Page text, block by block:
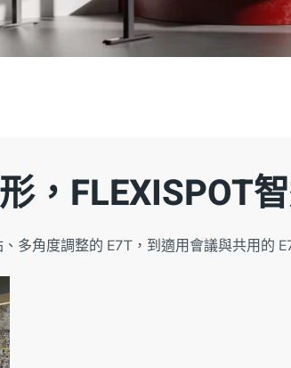
，FLEXISPOT
多角度調整的 E7T，到適用會議與共用的